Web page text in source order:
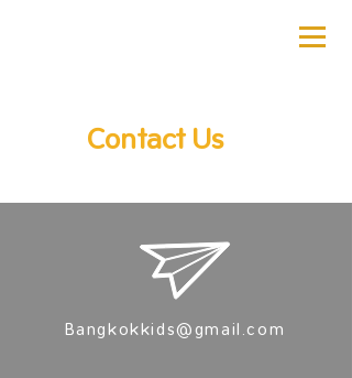
Contact Us
Bangkokkids@gmail.com